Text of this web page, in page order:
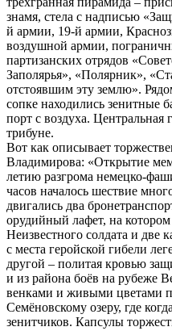
знамя, стела с надписью
й армии, 19-й армии,
воздушной армии,
партизанских отрядов
Заполярья», «Полярник»,
отстоявшим эту землю».
сопке находились зенитные
порт с воздуха. Центральная
трибуне.
Вот как описывает
Владимирова: «Открытие
летию разгрома немецко-
часов началось шествие
двигались два
орудийный лафет, на
Неизвестного солдата и две
с места геройской гибели
другой – политая кровью
и из района боёв на рубеже
венками и живыми цветами
Семёновскому озеру, где
зенитчиков. Капсулы